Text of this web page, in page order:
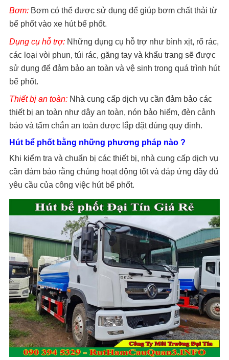
Bơm:Bơm có thể được sử dụng để giúp bơm chất thải từ
bể phốt vào xe hút bể phốt.
Dụng cụ hỗ trợ:Những dụng cụ hỗ trợ như bình xịt, rổ rác,
các loại vòi phun, túi rác, găng tay và khẩu trang sẽ được
sử dụng để đảm bảo an toàn và vệ sinh trong quá trình hút
bể phốt.
Thiết bị an toàn:Nhà cung cấp dịch vụ cần đảm bảo các
thiết bị an toàn như dây an toàn, nón bảo hiểm, đèn cảnh
báo và tấm chắn an toàn được lắp đặt đúng quy định.
Hút bể phốt bằng những phương pháp nào ?
Khi kiểm tra và chuẩn bị các thiết bị, nhà cung cấp dịch vụ
cần đảm bảo rằng chúng hoạt động tốt và đáp ứng đầy đủ
yêu cầu của công việc hút bể phốt.